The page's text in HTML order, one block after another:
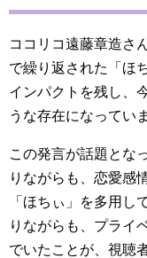
ココリコ遠藤章造さ
で繰り返された「ほ
インパクトを残し、
うな存在になってい
この発言が話題とな
りながらも、恋愛感
「ほちぃ」を多用し
りながらも、プライ
でいたことが、視聴